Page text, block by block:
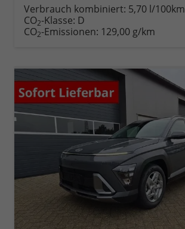
anfordern
Datei,
Verbrauch kombiniert: 5,70 l/100km
CO2-Klasse: D
CO2-Emissionen: 129,00 g/km